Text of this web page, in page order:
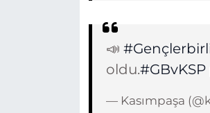
📣
oldu.#GBvKSP
— Kasımpaşa